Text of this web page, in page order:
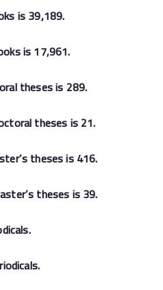
is 39,189.
is 17,961.
theses is 289.
theses is 21.
theses is 416.
theses is 39.